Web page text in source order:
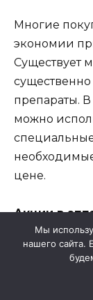
Многие
экономии
Существует
препараты.
можно
цене.
Акции в
сезонных
скидки на
Мы
нашего сайта.